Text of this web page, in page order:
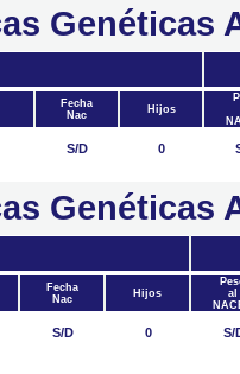
Genéticas
Fecha
Nac
Hijos
S/D 0
Genéticas
Fecha
Nac
Hijos
al
S/D 0 S/